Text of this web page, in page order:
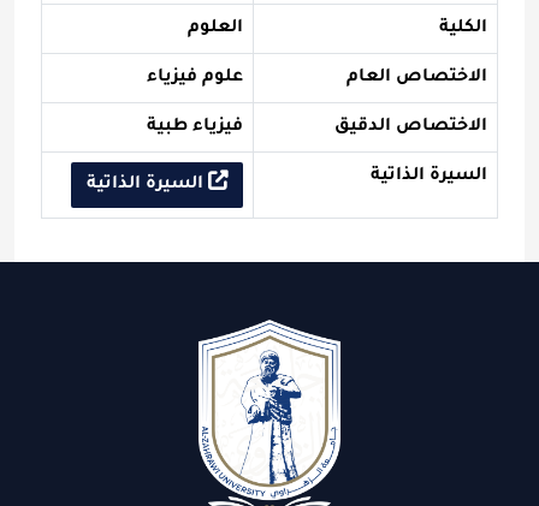
الكلية العلوم
الاختصاص العام علوم فيزياء
الاختصاص الدقيق فيزياء طبية
السيرة الذاتية السيرة الذاتية